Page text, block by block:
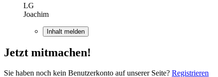
LG
Joachim
Inhalt melden
Jetzt mitmachen!
Sie haben noch kein Benutzerkonto auf unserer Seite? Registrieren